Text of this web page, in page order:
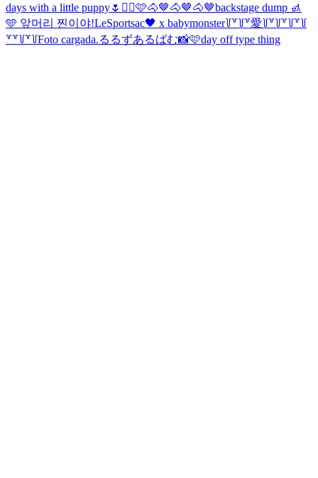
days with a little puppy🌷 ✌🏻🩷🐴🤎🐴🤎🐴🤎backstage dump 🚮
🩵 앞머리 찐이야!LeSportsac🖤 x babymonster꒦꒷꒦꒷愛꒦꒷꒦꒷꒦꒷꒦
꒷꒷꒦꒷꒦Foto cargada.るるずあるばむ📸🩷day off type thing